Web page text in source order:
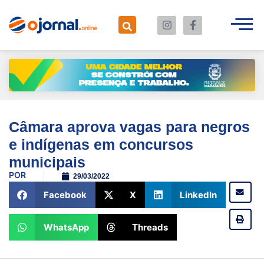
Câmara aprova vagas para negros
e indígenas em concursos
municipais
POR 29/03/2022
Facebook X LinkedIn
WhatsApp Threads